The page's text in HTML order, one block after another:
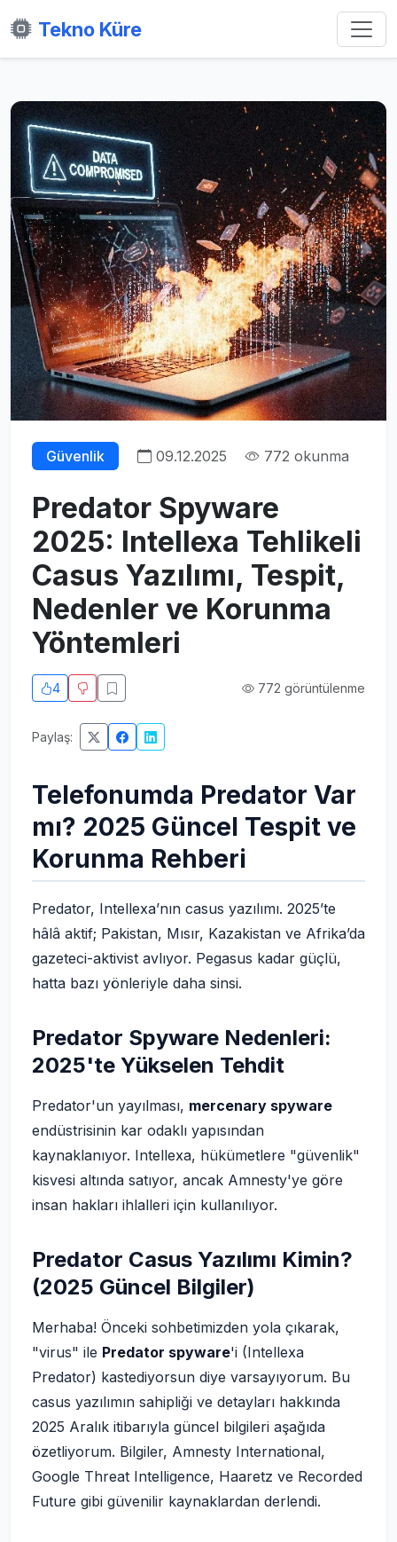
Tekno Küre
Güvenlik 09.12.2025 772 okunma
Predator Spyware
2025: Intellexa Tehlikeli
Casus Yazılımı, Tespit,
Nedenler ve Korunma
Yöntemleri
4 772 görüntülenme
Paylaş:
Telefonumda Predator Var
mı? 2025 Güncel Tespit ve
Korunma Rehberi
Predator, Intellexa’nın casus yazılımı. 2025’te
hâlâ aktif; Pakistan, Mısır, Kazakistan ve Afrika’da
gazeteci-aktivist avlıyor. Pegasus kadar güçlü,
hatta bazı yönleriyle daha sinsi.
Predator Spyware Nedenleri:
2025'te Yükselen Tehdit
Predator'un yayılması, mercenary spyware
endüstrisinin kar odaklı yapısından
kaynaklanıyor. Intellexa, hükümetlere "güvenlik"
kisvesi altında satıyor, ancak Amnesty'ye göre
insan hakları ihlalleri için kullanılıyor.
Predator Casus Yazılımı Kimin?
(2025 Güncel Bilgiler)
Merhaba! Önceki sohbetimizden yola çıkarak,
"virus" ile Predator spyware'i (Intellexa
Predator) kastediyorsun diye varsayıyorum. Bu
casus yazılımın sahipliği ve detayları hakkında
2025 Aralık itibarıyla güncel bilgileri aşağıda
özetliyorum. Bilgiler, Amnesty International,
Google Threat Intelligence, Haaretz ve Recorded
Future gibi güvenilir kaynaklardan derlendi.